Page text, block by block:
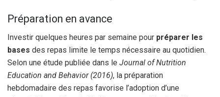
Préparation en avance
Investir quelques heures par semaine pour préparer les
bases des repas limite le temps nécessaire au quotidien.
Selon une étude publiée dans le Journal of Nutrition
Education and Behavior (2016), la préparation
hebdomadaire des repas favorise l’adoption d’une